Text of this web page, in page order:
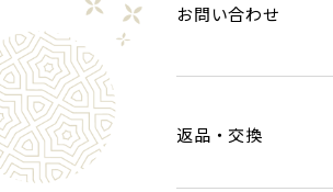
お問い合わせ
返品・交換